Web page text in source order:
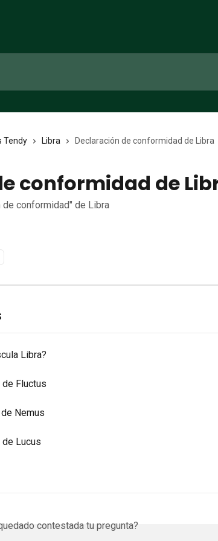
Tendy Libra Declaración de conformidad de Libra
conformidad de
de conformidad" de Libra
Libra?
Fluctus
Nemus
Lucus
contestada tu pregunta?